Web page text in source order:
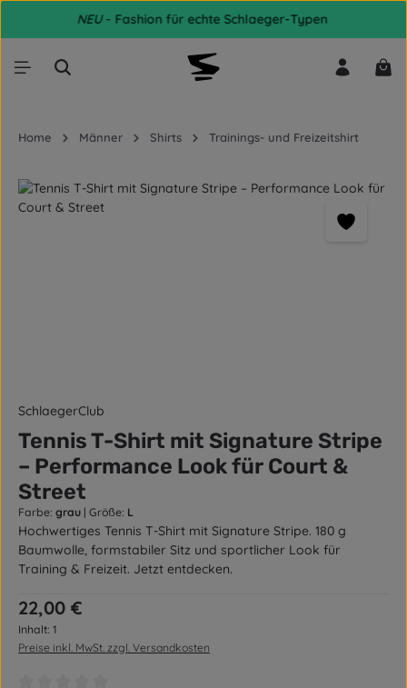
Zum Hauptinhalt springen
NEU- Fashion für echte Schlaeger-Typen
Home Männer Shirts Trainings- und Freizeitshirt
Bildergalerie überspringen
SchlaegerClub
Tennis T-Shirt mit Signature Stripe
– Performance Look für Court &
Street
Farbe: grau | Größe: L
Hochwertiges Tennis T-Shirt mit Signature Stripe. 180 g
Baumwolle, formstabiler Sitz und sportlicher Look für
Training & Freizeit. Jetzt entdecken.
Regulärer Preis:
22,00 €
Inhalt: 1
Preise inkl. MwSt. zzgl. Versandkosten